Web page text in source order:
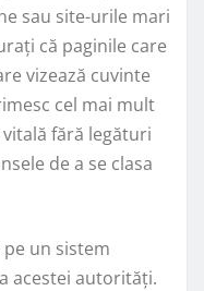
sau site-urile mari
că paginile care
vizează cuvinte
cel mai mult
vitală fără legături
de a se clasa
un sistem
acestei autorități.